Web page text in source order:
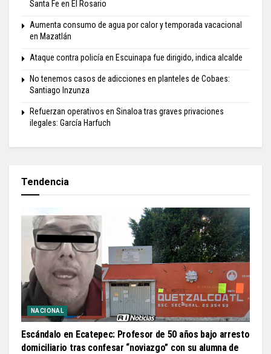
Santa Fe en El Rosario
Aumenta consumo de agua por calor y temporada vacacional
en Mazatlán
Ataque contra policía en Escuinapa fue dirigido, indica alcalde
No tenemos casos de adicciones en planteles de Cobaes:
Santiago Inzunza
Refuerzan operativos en Sinaloa tras graves privaciones
ilegales: García Harfuch
Tendencia
NACIONAL
Escándalo en Ecatepec: Profesor de 50 años bajo arresto
domiciliario tras confesar “noviazgo” con su alumna de